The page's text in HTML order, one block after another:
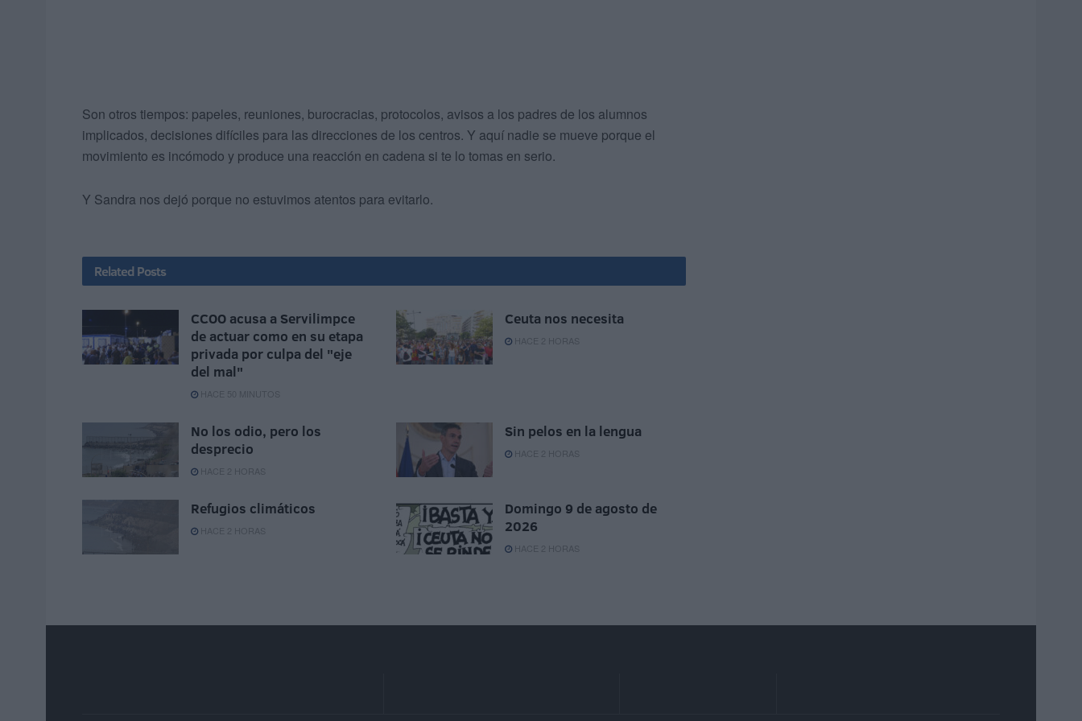
Son otros tiempos: papeles, reuniones, burocracias, protocolos, avisos a los padres de los alumnos
implicados, decisiones difíciles para las direcciones de los centros. Y aquí nadie se mueve porque el
movimiento es incómodo y produce una reacción en cadena si te lo tomas en serio.
Y Sandra nos dejó porque no estuvimos atentos para evitarlo.
Related Posts
CCOO acusa a Servilimpce
de actuar como en su etapa
privada por culpa del "eje
del mal"
HACE 50 MINUTOS
Ceuta nos necesita
HACE 2 HORAS
No los odio, pero los
desprecio
HACE 2 HORAS
Sin pelos en la lengua
HACE 2 HORAS
Refugios climáticos
HACE 2 HORAS
Domingo 9 de agosto de
2026
HACE 2 HORAS